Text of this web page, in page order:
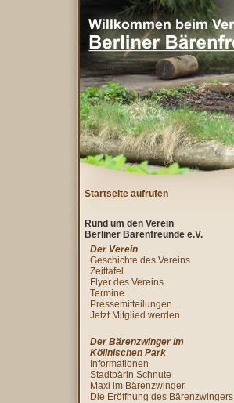
Startseite aufrufen
Rund um den Verein
Berliner Bärenfreunde e.V.
Der Verein
Geschichte des Vereins
Zeittafel
Flyer des Vereins
Termine
Pressemitteilungen
Jetzt Mitglied werden
Der Bärenzwinger im
Köllnischen Park
Informationen
Stadtbärin Schnute
Maxi im Bärenzwinger
Die Eröffnung des Bärenzwingers